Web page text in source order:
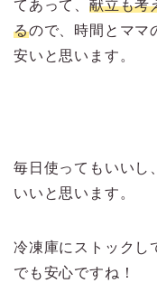
てあって、 献立も考
るので、時間とママ
安いと思います。
毎日使ってもいいし
いいと思います。
冷凍庫にストックし
でも安心ですね！